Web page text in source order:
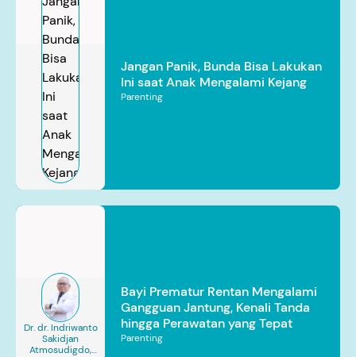
Jangan Panik, Bunda Bisa Lakukan
Ini saat Anak Mengalami Kejang
Parenting
Dr. dr. Indriwanto
Sakidjan
Atmosudigdo,
Bayi Prematur Rentan Mengalami
Gangguan Jantung, Kenali Tanda
hingga Perawatan yang Tepat
Parenting